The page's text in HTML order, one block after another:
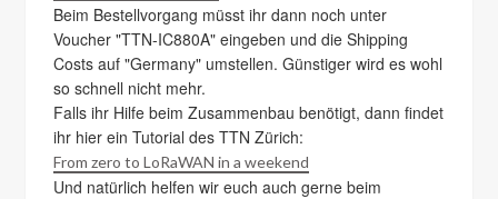
Beim Bestellvorgang müsst ihr dann noch unter
Voucher "TTN-IC880A" eingeben und die Shipping
Costs auf "Germany" umstellen. Günstiger wird es wohl
so schnell nicht mehr.
Falls ihr Hilfe beim Zusammenbau benötigt, dann findet
ihr hier ein Tutorial des TTN Zürich:
From zero to LoRaWAN in a weekend
Und natürlich helfen wir euch auch gerne beim